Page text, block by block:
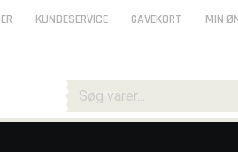
KUNDESERVICE GAVEKORT MIN